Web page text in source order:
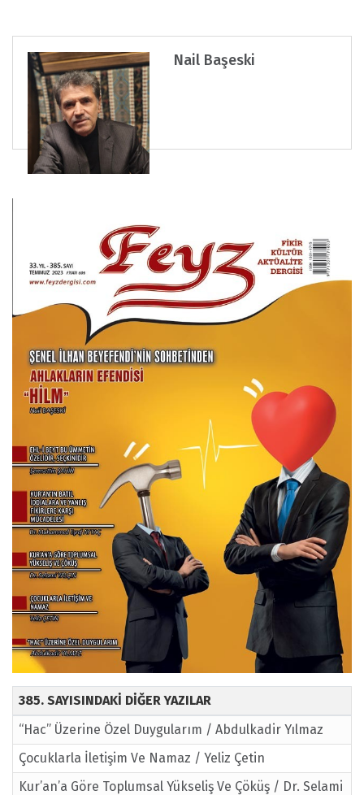
Nail Başeski
385. SAYISINDAKİ DİĞER YAZILAR
“Hac” Üzerine Özel Duygularım / Abdulkadir Yılmaz
Çocuklarla İletişim Ve Namaz / Yeliz Çetin
Kur’an’a Göre Toplumsal Yükseliş Ve Çöküş / Dr. Selami